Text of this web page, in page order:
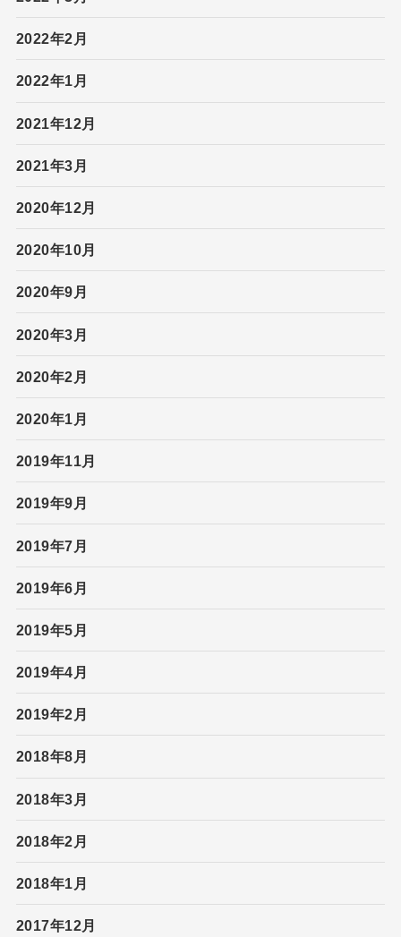
2022年2月
2022年1月
2021年12月
2021年3月
2020年12月
2020年10月
2020年9月
2020年3月
2020年2月
2020年1月
2019年11月
2019年9月
2019年7月
2019年6月
2019年5月
2019年4月
2019年2月
2018年8月
2018年3月
2018年2月
2018年1月
2017年12月